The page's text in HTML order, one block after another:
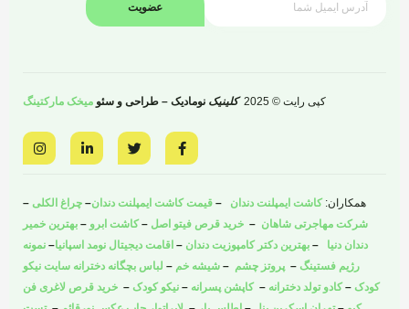
عضویت
کپی رایت © 2025 کلینیک نومادیک – طراحی و سئو میخک مارکتینگ
a
c
o
o
k
-
w
i
e
r
i
n
d
-
n
n
s
g
r
a
m
همکاران: کاشت ایمپلنت دندان – قیمت کاشت ایمپلنت دندان– چراغ الکلی –
شرکت مهاجرتی شاهان – خرید قرص فیتو اصل –کاشت ابرو – بهترین خمیر
دندان دنیا – بهترین دکتر کامپوزیت دندان – اقامت دیجیتال نومد اسپانیا– نمونه
رژیم فستینگ – پروتز چشم – شیشه خم – لباس بچگانه دخترانه سایت نیکو
کودک –کادو تولد دخترانه –کاپشن پسرانه – نیکو کودک – خرید قرص لاغری فن